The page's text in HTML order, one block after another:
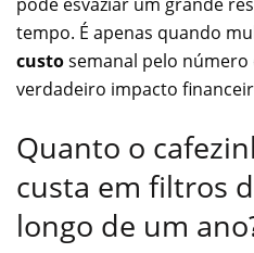
tempo. É apenas quando
custosemanal pelo número
verdadeiro impacto
Quanto o
custa em filtros
longo de um